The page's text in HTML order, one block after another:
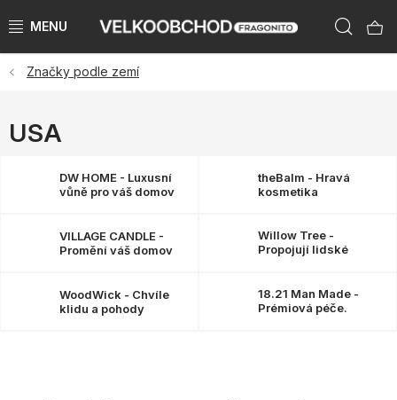
na
NAŠE ZNAČKY
PŘEDPRODEJ VÁNOCE 2026
VÝPRODEJ SKLADU AŽ -50 %
Značky podle zemí
USA
DW HOME - Luxusní
vůně pro váš domov
theBalm - Hravá
kosmetika
VILLAGE CANDLE -
Promění váš domov
Willow Tree -
Propojují lidské
WoodWick - Chvíle
klidu a pohody
18.21 Man Made -
Prémiová péče.